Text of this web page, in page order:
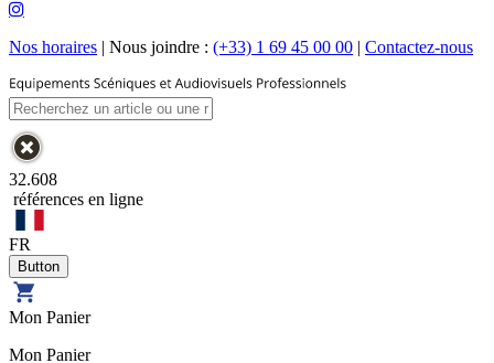
Nos horaires | Nous joindre : (+33) 1 69 45 00 00 | Contactez-nous
32.608
références en ligne
FR
Mon Panier
Mon Panier